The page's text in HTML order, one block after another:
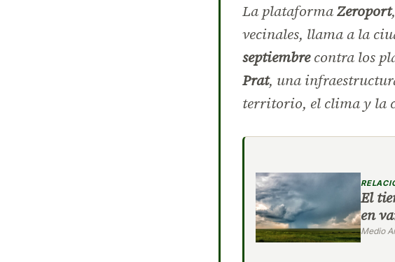
La plataformaZeroport
vecinales, llama a la
septiembrecontra los
Prat, una
territorio, el clima y la
El
en
Medio